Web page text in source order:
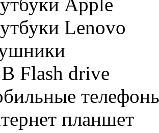
Apple
Lenovo
Flash drive
планшет